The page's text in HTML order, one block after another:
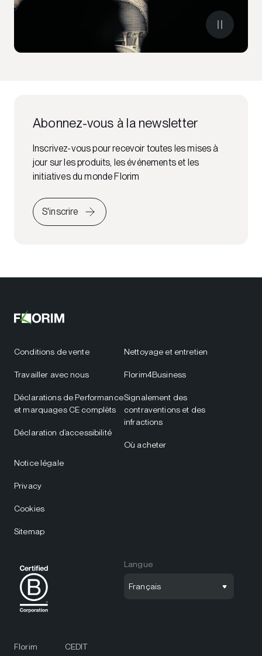
Abonnez-vous à la newsletter
Inscrivez-vous pour recevoir toutes les mises à
jour sur les produits, les événements et les
initiatives du monde Florim
S'inscrire
Conditions de vente
Travailler avec nous
Déclarations de Performance
et marquages CE complèts
Déclaration d’accessibilité
Nettoyage et entretien
Florim4Business
Signalement des
contraventions et des
infractions
Où acheter
Notice légale
Privacy
Cookies
Sitemap
Langue
Français
Florim CEDIT